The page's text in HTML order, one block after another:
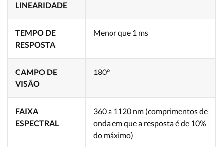
LINEARIDADE
TEMPO DE
RESPOSTA
Menor que 1 ms
CAMPO DE
VISÃO
180°
FAIXA
ESPECTRAL
360 a 1120 nm (comprimentos de
onda em que a resposta é de 10%
do máximo)